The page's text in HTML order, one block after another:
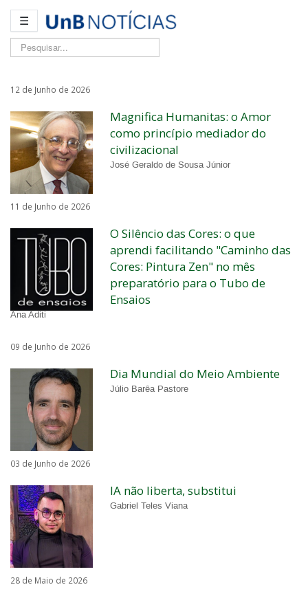
☰
Pesquisar...
12 de Junho de 2026
Magnifica Humanitas: o Amor
como princípio mediador do
civilizacional
José Geraldo de Sousa Júnior
11 de Junho de 2026
O Silêncio das Cores: o que
aprendi facilitando "Caminho das
Cores: Pintura Zen" no mês
preparatório para o Tubo de
Ensaios
Ana Aditi
09 de Junho de 2026
Dia Mundial do Meio Ambiente
Júlio Barêa Pastore
03 de Junho de 2026
IA não liberta, substitui
Gabriel Teles Viana
28 de Maio de 2026